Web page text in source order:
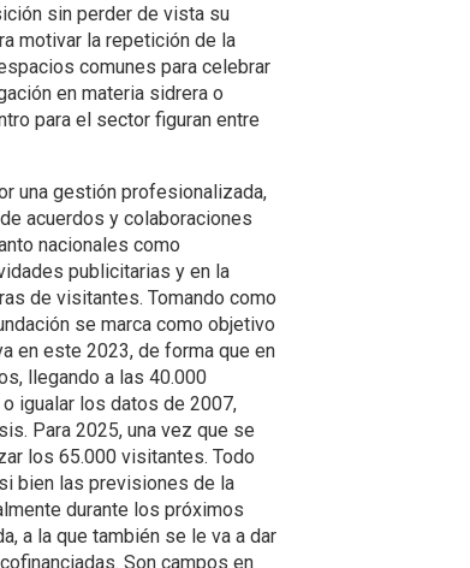
sin perder de vista su
motivar la repetición de la
comunes para celebrar
en materia sidrera o
para el sector figuran entre
una gestión profesionalizada,
acuerdos y colaboraciones
nacionales como
publicitarias y en la
de visitantes. Tomando como
se marca como objetivo
en este 2023, de forma que en
llegando a las 40.000
igualar los datos de 2007,
Para 2025, una vez que se
los 65.000 visitantes. Todo
bien las previsiones de la
durante los próximos
a la que también se le va a dar
Son campos en